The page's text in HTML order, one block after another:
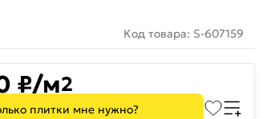
Код товара: S-607159
₽/м2
плитки мне нужно?